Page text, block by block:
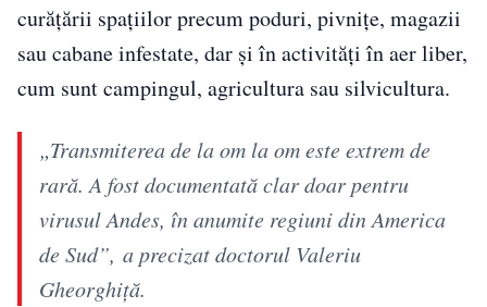
curățării spațiilor precum poduri, pivnițe, magazii
sau cabane infestate, dar și în activități în aer liber,
cum sunt campingul, agricultura sau silvicultura.
„Transmiterea de la om la om este extrem de
rară. A fost documentată clar doar pentru
virusul Andes, în anumite regiuni din America
de Sud”, a precizat doctorul Valeriu
Gheorghiță.